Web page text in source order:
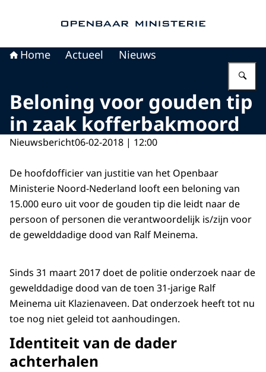
Home Actueel Nieuws
Beloning voor gouden tip
in zaak kofferbakmoord
Nieuwsbericht06-02-2018 | 12:00
De hoofdofficier van justitie van het Openbaar
Ministerie Noord-Nederland looft een beloning van
15.000 euro uit voor de gouden tip die leidt naar de
persoon of personen die verantwoordelijk is/zijn voor
de gewelddadige dood van Ralf Meinema.
Sinds 31 maart 2017 doet de politie onderzoek naar de
gewelddadige dood van de toen 31-jarige Ralf
Meinema uit Klazienaveen. Dat onderzoek heeft tot nu
toe nog niet geleid tot aanhoudingen.
Identiteit van de dader
achterhalen